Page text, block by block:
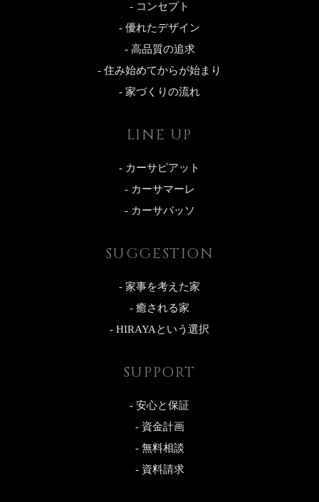
- コンセプト
- 優れたデザイン
- 高品質の追求
- 住み始めてからが始まり
- 家づくりの流れ
LINE UP
- カーサピアット
- カーサマーレ
- カーサバッソ
SUGGESTION
- 家事を考えた家
- 癒される家
- HIRAYAという選択
SUPPORT
- 安心と保証
- 資金計画
- 無料相談
- 資料請求